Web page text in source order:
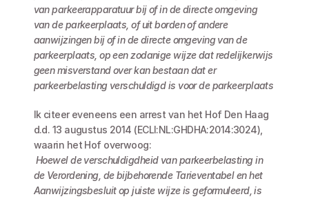
van parkeerapparatuur bij of in de directe omgeving
van de parkeerplaats, of uit borden of andere
aanwijzingen bij of in de directe omgeving van de
parkeerplaats, op een zodanige wijze dat redelijkerwijs
geen misverstand over kan bestaan dat er
parkeerbelasting verschuldigd is voor de parkeerplaats
Ik citeer eveneens een arrest van het Hof Den Haag
d.d. 13 augustus 2014 (ECLI:NL:GHDHA:2014:3024),
waarin het Hof overwoog:
Hoewel de verschuldigdheid van parkeerbelasting in
de Verordening, de bijbehorende Tarieventabel en het
Aanwijzingsbesluit op juiste wijze is geformuleerd, is